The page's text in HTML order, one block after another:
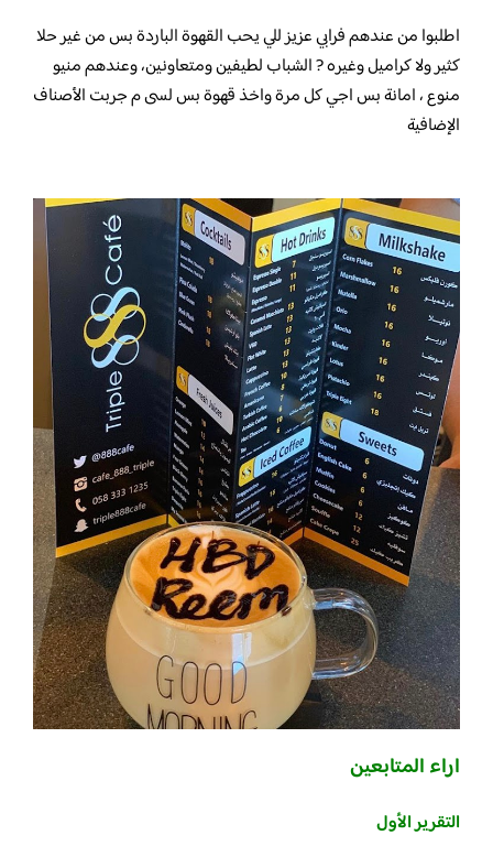
اطلبوا من عندهم فرابي عزيز للي يحب القهوة الباردة بس من غير حلا
كثير ولا كراميل وغيره ? الشباب لطيفين ومتعاونين، وعندهم منيو
منوع ، امانة بس اجي كل مرة واخذ قهوة بس لسى م جربت الأصناف
الإضافية
اراء المتابعين
التقرير الأول